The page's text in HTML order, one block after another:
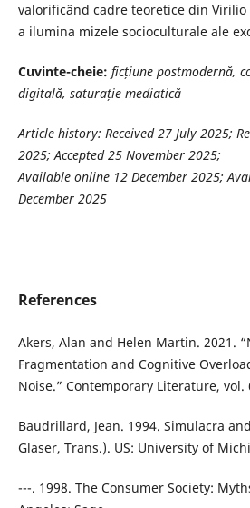
valorificând cadre teoretice din
a ilumina mizele socioculturale ale
Cuvinte-cheie: ficțiune postmodernă,
digitală, saturație mediatică
Article history: Received27 July 2025;
2025; Accepted25 November 2025;
Available online 12 December 2025;
December2025
References
Akers, Alan and Helen Martin. 2021.
Fragmentation and Cognitive
Noise.” Contemporary Literature, vol.
Baudrillard, Jean. 1994. Simulacra
Glaser, Trans.). US: University of
---. 1998. The Consumer Society: